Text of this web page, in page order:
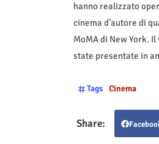
hanno realizzato
cinema d’autore di
MoMA di New York.
state presentate in
Tags Cinema